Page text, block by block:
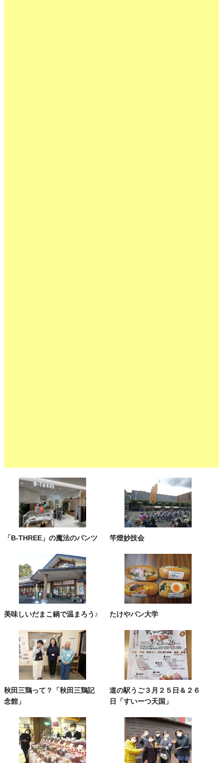
「B-THREE」の魔法のパンツ 竿燈妙技会
美味しいだまこ鍋で温まろう♪ たけやパン大学
秋田三鶏って？「秋田三鶏記
念館」
道の駅うご３月２５日＆２６
日「すいーつ天国」